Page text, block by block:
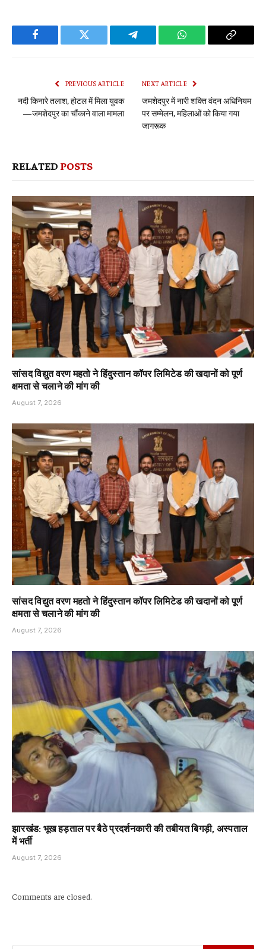
Facebook Twitter Telegram WhatsApp Copy
PREVIOUS ARTICLE
नदी किनारे तलाश, होटल में मिला युवक
—जमशेदपुर का चौंकाने वाला मामला
NEXT ARTICLE
जमशेदपुर में नारी शक्ति वंदन अधिनियम
पर सम्मेलन, महिलाओं को किया गया
जागरूक
RELATED POSTS
सांसद विद्युत वरण महतो ने हिंदुस्तान कॉपर लिमिटेड की खदानों को पूर्ण
क्षमता से चलाने की मांग की
August 7, 2026
सांसद विद्युत वरण महतो ने हिंदुस्तान कॉपर लिमिटेड की खदानों को पूर्ण
क्षमता से चलाने की मांग की
August 7, 2026
झारखंड: भूख हड़ताल पर बैठे प्रदर्शनकारी की तबीयत बिगड़ी, अस्पताल
में भर्ती
August 7, 2026
Comments are closed.